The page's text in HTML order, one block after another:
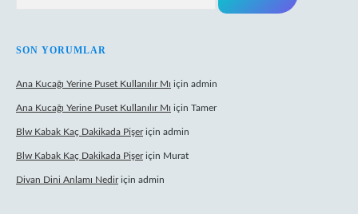
SON YORUMLAR
Ana Kucağı Yerine Puset Kullanılır Mı için admin
Ana Kucağı Yerine Puset Kullanılır Mı için Tamer
Blw Kabak Kaç Dakikada Pişeriçin admin
Blw Kabak Kaç Dakikada Pişeriçin Murat
Divan Dini Anlamı Nediriçin admin